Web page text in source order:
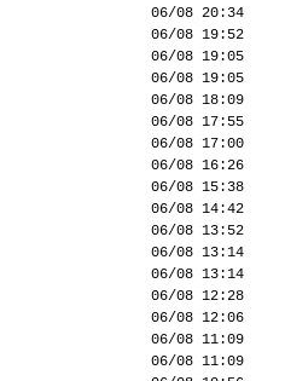
06/08 20:34
06/08 19:52
06/08 19:05
06/08 19:05
06/08 18:09
06/08 17:55
06/08 17:00
06/08 16:26
06/08 15:38
06/08 14:42
06/08 13:52
06/08 13:14
06/08 13:14
06/08 12:28
06/08 12:06
06/08 11:09
06/08 11:09